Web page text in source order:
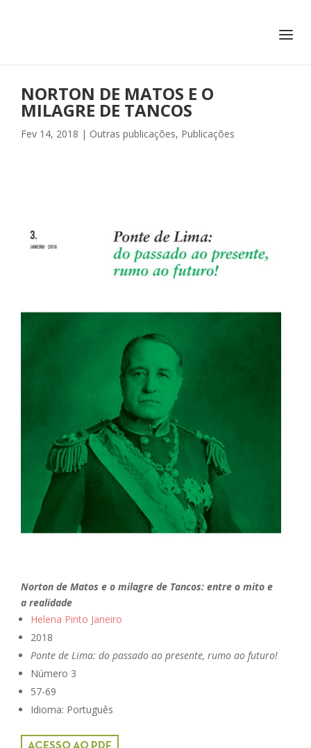
NORTON DE MATOS E O
MILAGRE DE TANCOS
Fev 14, 2018 | Outras publicações, Publicações
Norton de Matos e o milagre de Tancos: entre o mito e
a realidade
Helena Pinto Janeiro
2018
Ponte de Lima: do passado ao presente, rumo ao futuro!
Número 3
57-69
Idioma: Português
ACESSO AO PDF